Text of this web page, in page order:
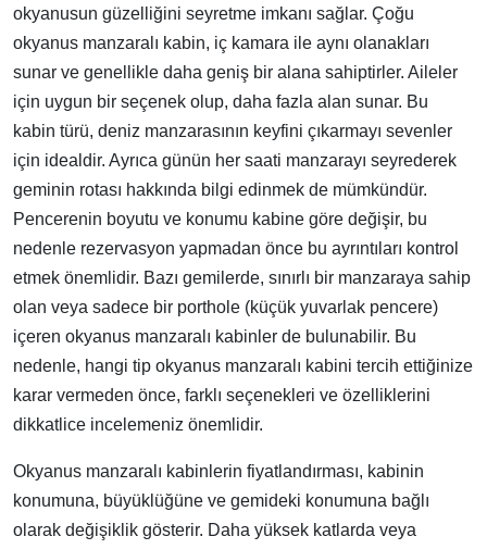
okyanusun güzelliğini seyretme imkanı sağlar. Çoğu
okyanus manzaralı kabin, iç kamara ile aynı olanakları
sunar ve genellikle daha geniş bir alana sahiptirler. Aileler
için uygun bir seçenek olup, daha fazla alan sunar. Bu
kabin türü, deniz manzarasının keyfini çıkarmayı sevenler
için idealdir. Ayrıca günün her saati manzarayı seyrederek
geminin rotası hakkında bilgi edinmek de mümkündür.
Pencerenin boyutu ve konumu kabine göre değişir, bu
nedenle rezervasyon yapmadan önce bu ayrıntıları kontrol
etmek önemlidir. Bazı gemilerde, sınırlı bir manzaraya sahip
olan veya sadece bir porthole (küçük yuvarlak pencere)
içeren okyanus manzaralı kabinler de bulunabilir. Bu
nedenle, hangi tip okyanus manzaralı kabini tercih ettiğinize
karar vermeden önce, farklı seçenekleri ve özelliklerini
dikkatlice incelemeniz önemlidir.
Okyanus manzaralı kabinlerin fiyatlandırması, kabinin
konumuna, büyüklüğüne ve gemideki konumuna bağlı
olarak değişiklik gösterir. Daha yüksek katlarda veya